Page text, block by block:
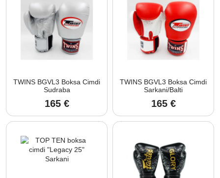
TWINS BGVL3 Boksa Cimdi
Sudraba
165 €
TWINS BGVL3 Boksa Cimdi
Sarkani/Balti
165 €